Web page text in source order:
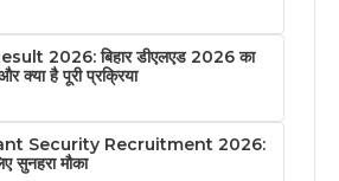
2026: बिहार डीएलएड 2026 का
क्या है पूरी प्रक्रिया
Security Recruitment 2026:
सुनहरा मौका